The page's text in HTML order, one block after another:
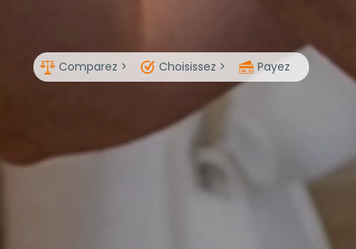
Comparez > Choisissez > Payez